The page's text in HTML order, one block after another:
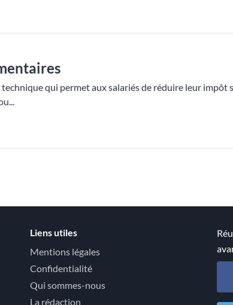
qui permet aux salariés de réduire leur impôt
Liens utiles
Mentions légales
Confidentialité
Qui sommes-nous
La rédaction